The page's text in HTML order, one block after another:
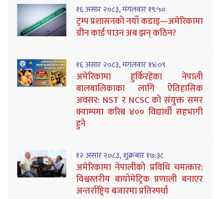
१६ असार २०८३, मंगलवार १९:५०
ट्रम्प प्रशासनको नयाँ कडाइ—अमेरिकामा
ग्रीन कार्ड पाउन अब झन् कठिन?
१६ असार २०८३, मंगलवार १४:०९
अमेरिकामा हुर्किरहेका नेपाली
बालबालिकाका लागि ऐतिहासिक
अवसर: NST र NCSC को संयुक्त समर
क्याम्पमा करिब ४०० विद्यार्थी सहभागी
हुने
१२ असार २०८३, शुक्रबार १७:३८
अमेरिकामा नेपालीको प्रविधि चमत्कार:
विश्वस्तरीय बायोमेट्रिक प्रणाली बनाएर
अन्तर्राष्ट्रिय बजारमा प्रतिस्पर्धा